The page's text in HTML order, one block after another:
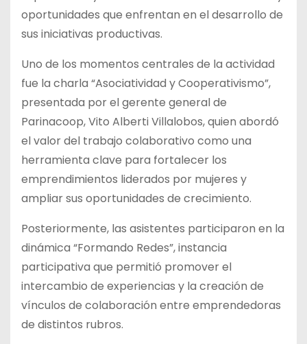
oportunidades que enfrentan en el desarrollo de
sus iniciativas productivas.
Uno de los momentos centrales de la actividad
fue la charla “Asociatividad y Cooperativismo”,
presentada por el gerente general de
Parinacoop, Vito Alberti Villalobos, quien abordó
el valor del trabajo colaborativo como una
herramienta clave para fortalecer los
emprendimientos liderados por mujeres y
ampliar sus oportunidades de crecimiento.
Posteriormente, las asistentes participaron en la
dinámica “Formando Redes”, instancia
participativa que permitió promover el
intercambio de experiencias y la creación de
vínculos de colaboración entre emprendedoras
de distintos rubros.